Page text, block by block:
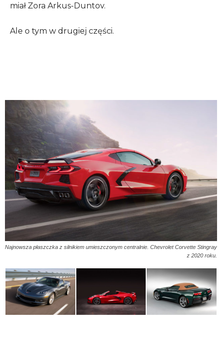
miał Zora Arkus-Duntov.
Ale o tym w drugiej części.
Najnowsza płaszczka z silnikiem umieszczonym centralnie. Chevrolet Corvette Stingray
z 2020 roku.